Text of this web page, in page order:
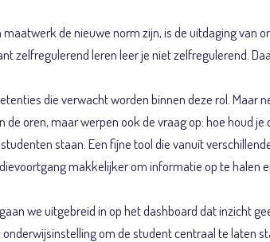
de nieuwe norm zijn, is de uitdaging van
leren leer je niet zelfregulerend.
die verwacht worden binnen deze rol. Maar
oren, maar werpen ook de vraag op: hoe houd je
staan. Een fijne tool die vanuit
makkelijker om informatie op te halen
we uitgebreid in op het dashboard dat inzicht
om de student centraal te laten